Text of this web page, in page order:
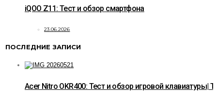
iQOO Z11: Тест и обзор смартфона
23.06.2026
ПОСЛЕДНИЕ ЗАПИСИ
Acer Nitro OKR400: Тест и обзор игровой клавиатуры|